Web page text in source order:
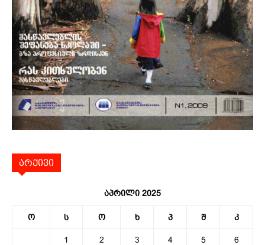
არქივი
აპრილი 2025
ო ს ო ხ პ შ კ
1 2 3 4 5 6